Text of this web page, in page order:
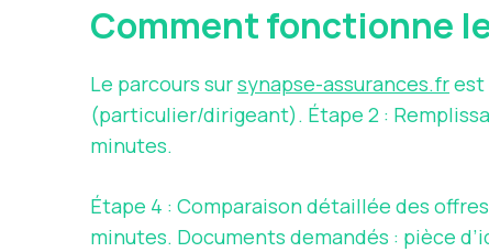
Comment fonctionne
Le parcours sursynapse-assurances.frest
(particulier/dirigeant). Étape 2 :
minutes.
Étape 4 : Comparaison détaillée des
minutes. Documents demandés : pièce